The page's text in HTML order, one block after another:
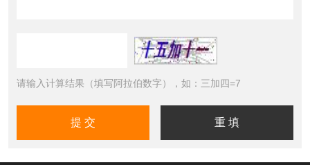
请输入计算结果（填写阿拉伯数字），如：三加四=7